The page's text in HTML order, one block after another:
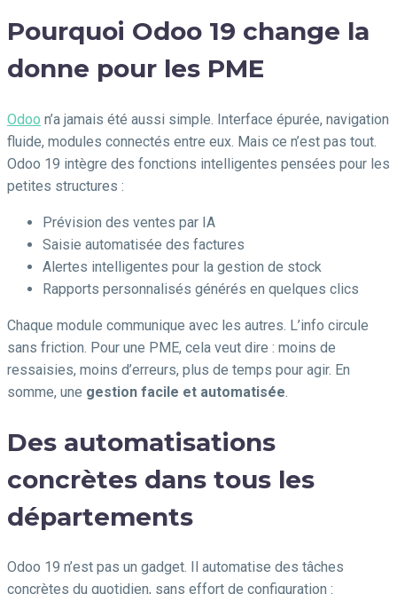
Pourquoi Odoo 19 change la
donne pour les PME
Odoo n’a jamais été aussi simple. Interface épurée, navigation
fluide, modules connectés entre eux. Mais ce n’est pas tout.
Odoo 19 intègre des fonctions intelligentes pensées pour les
petites structures :
Prévision des ventes par IA
Saisie automatisée des factures
Alertes intelligentes pour la gestion de stock
Rapports personnalisés générés en quelques clics
Chaque module communique avec les autres. L’info circule
sans friction. Pour une PME, cela veut dire : moins de
ressaisies, moins d’erreurs, plus de temps pour agir. En
somme, une gestion facile et automatisée
Des automatisations
concrètes dans tous les
départements
Odoo 19 n’est pas un gadget. Il automatise des tâches
concrètes du quotidien, sans effort de configuration :